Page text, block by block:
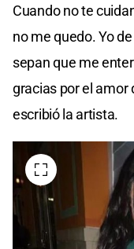
Cuando no te
no me quedo. Yo
sepan que me
gracias por el amor
escribió la artista.